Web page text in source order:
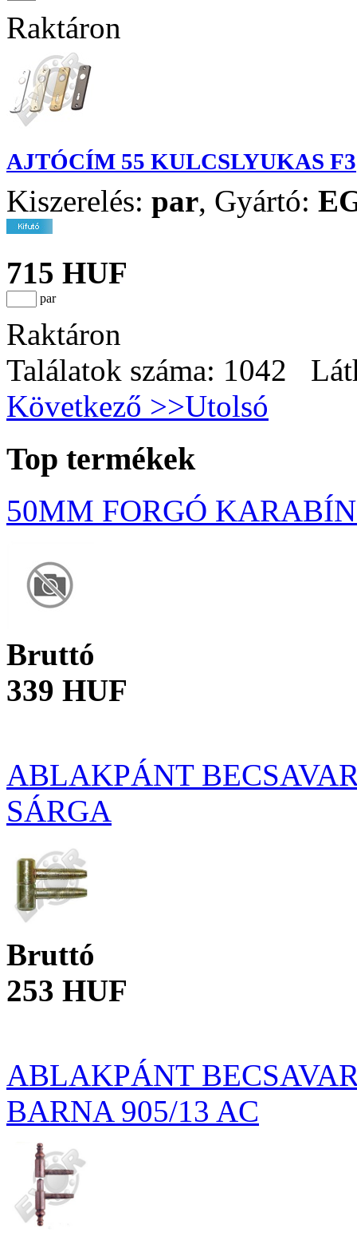
Raktáron
AJTÓCÍM 55 KULCSLYUKAS F3
Kiszerelés: par, Gyártó:
715 HUF
par
Raktáron
Találatok száma: 1042
Következő >>Utolsó
Top termékek
50MM FORGÓ
Bruttó
339 HUF
ABLAKPÁNT
SÁRGA
Bruttó
253 HUF
ABLAKPÁNT
BARNA 905/13 AC